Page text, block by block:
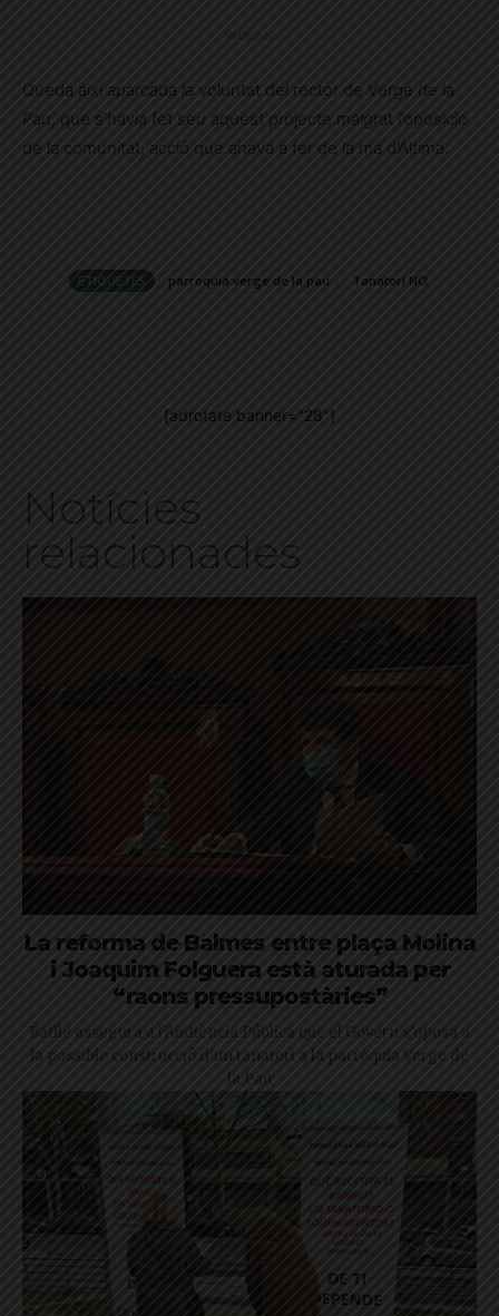
Queda així aparcada la voluntat del rector de Verge de la
Pau, que s’havia fet seu aquest projecte malgrat l’oposició
de la comunitat, acció que anava a fer de la mà d’Áltima.
ETIQUETES parroquia verge de la pau Tanatori NO
[adrotate banner="28"]
Notícies
relacionades
La reforma de Balmes entre plaça Molina
i Joaquim Folguera està aturada per
“raons pressupostàries”
Batlle assegura a l’Audiència Pública que el Govern s’oposa a
la possible construcció d’un tanatori a la parròquia Verge de
la Pau